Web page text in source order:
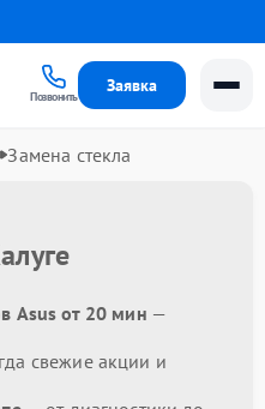
Позвонить
Заявка
Замена стекла
Asus от 20 мин —
свежие акции и